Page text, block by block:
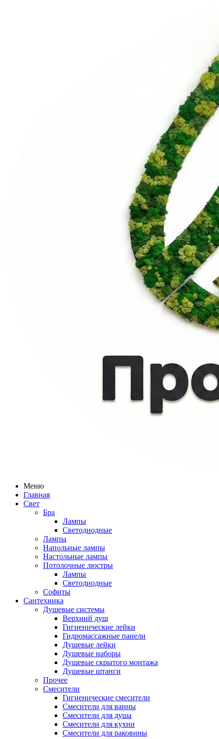
Меню
Главная
Свет
Бра
Лампы
Светодиодные
Лампы
Напольные лампы
Настольные лампы
Потолочные люстры
Лампы
Светодиодные
Софиты
Сантехника
Душевые системы
Верхний душ
Гигиенические лейки
Гидромассажные панели
Душевые лейки
Душевые наборы
Душевые скрытого монтажа
Душевые штанги
Прочее
Смесители
Гигиенические смесители
Смесители для ванны
Смесители для душа
Смесители для кухни
Смесители для раковины